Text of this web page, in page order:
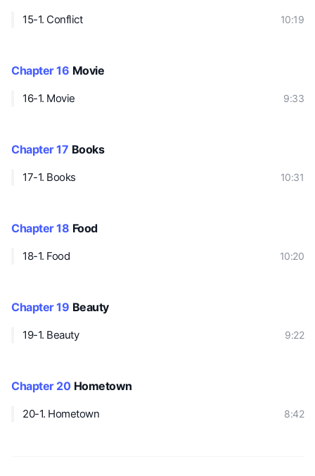
15-1. Conflict 10:19
Chapter 16 Movie
16-1. Movie 9:33
Chapter 17 Books
17-1. Books 10:31
Chapter 18 Food
18-1. Food 10:20
Chapter 19 Beauty
19-1. Beauty 9:22
Chapter 20 Hometown
20-1. Hometown 8:42